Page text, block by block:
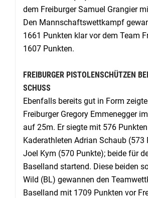
dem Freiburger Samuel Grangier
Den Mannschaftswettkampf
1661 Punkten klar vor dem Team
1607 Punkten.
FREIBURGER PISTOLENSCHÜTZEN
SCHUSS
Ebenfalls bereits gut in Form
Freiburger Gregory Emmenegger
auf 25m. Er siegte mit 576
Kaderathleten Adrian Schaub (573
Joel Kym (570 Punkte); beide für
Baselland startend. Diese beiden
Wild (BL) gewannen den
Baselland mit 1709 Punkten vor